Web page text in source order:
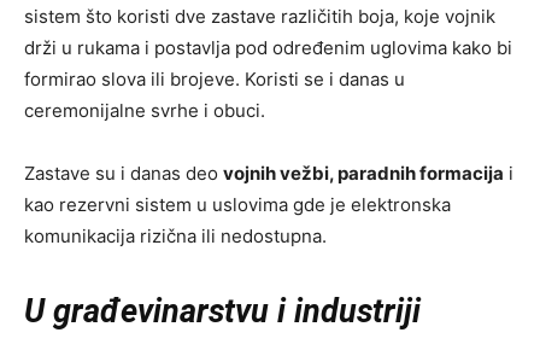
sistem što koristi dve zastave različitih boja, koje vojnik
drži u rukama i postavlja pod određenim uglovima kako bi
formirao slova ili brojeve. Koristi se i danas u
ceremonijalne svrhe i obuci.
Zastave su i danas deo vojnih vežbi, paradnih formacija i
kao rezervni sistem u uslovima gde je elektronska
komunikacija rizična ili nedostupna.
U građevinarstvu i industriji